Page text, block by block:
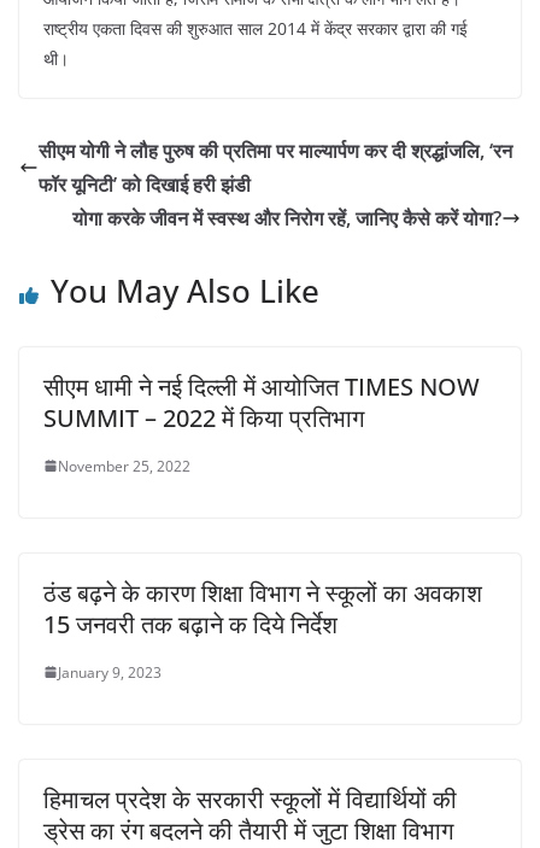
राष्ट्रीय एकता दिवस की शुरुआत साल 2014 में केंद्र सरकार द्वारा की गई
थी।
सीएम योगी ने लौह पुरुष की प्रतिमा पर माल्यार्पण कर दी श्रद्धांजलि, ‘रन
फॉर यूनिटी’ को दिखाई हरी झंडी
योगा करके जीवन में स्वस्थ और निरोग रहें, जानिए कैसे करें योगा?
You May Also Like
सीएम धामी ने नई दिल्ली में आयोजित TIMES NOW
SUMMIT – 2022 में किया प्रतिभाग
November 25, 2022
ठंड बढ़ने के कारण शिक्षा विभाग ने स्कूलों का अवकाश
15 जनवरी तक बढ़ाने क दिये निर्देश
January 9, 2023
हिमाचल प्रदेश के सरकारी स्कूलों में विद्यार्थियों की
ड्रेस का रंग बदलने की तैयारी में जुटा शिक्षा विभाग